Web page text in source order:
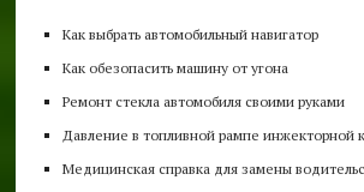
Как выбрать автомобильный навигатор
Как обезопасить машину от угона
Ремонт стекла автомобиля своими руками
Давление в топливной рампе инжекторной
Медицинская справка для замены